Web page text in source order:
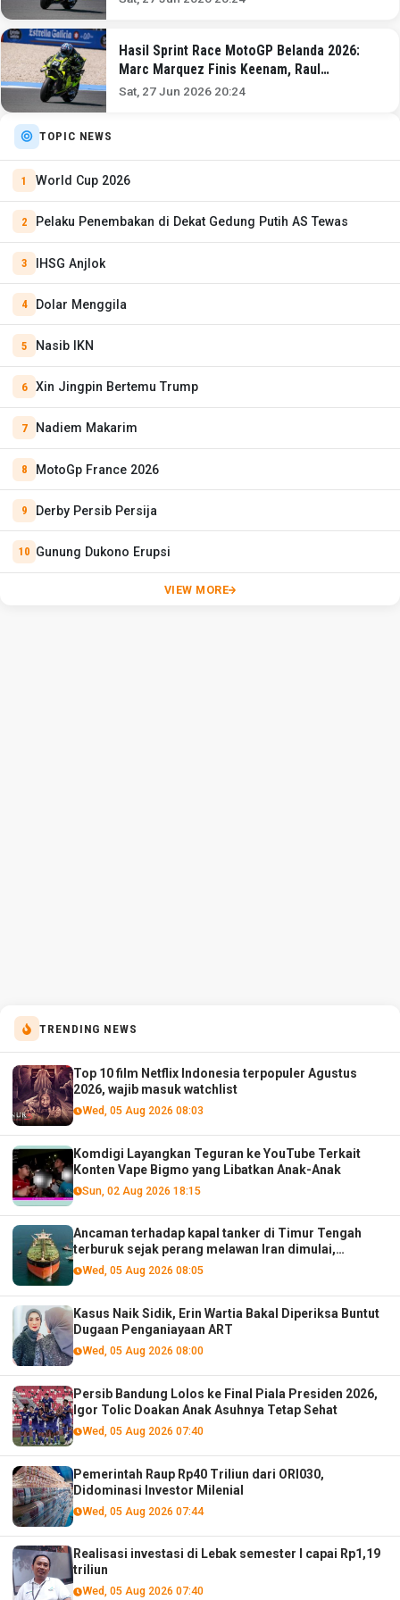
Hasil Sprint Race MotoGP Belanda 2026:
Marc Marquez Finis Keenam, Raul
Fernandez Jadi Pemenang
Sat, 27 Jun 2026 20:24
TOPIC NEWS
World Cup 2026
Pelaku Penembakan di Dekat Gedung Putih AS Tewas
IHSG Anjlok
Dolar Menggila
Nasib IKN
Xin Jingpin Bertemu Trump
Nadiem Makarim
MotoGp France 2026
Derby Persib Persija
Gunung Dukono Erupsi
VIEW MORE
TRENDING NEWS
Top 10 film Netflix Indonesia terpopuler Agustus
2026, wajib masuk watchlist
Wed, 05 Aug 2026 08:03
Komdigi Layangkan Teguran ke YouTube Terkait
Konten Vape Bigmo yang Libatkan Anak-Anak
Sun, 02 Aug 2026 18:15
Ancaman terhadap kapal tanker di Timur Tengah
terburuk sejak perang melawan Iran dimulai,
menurut analis
Wed, 05 Aug 2026 08:05
Kasus Naik Sidik, Erin Wartia Bakal Diperiksa Buntut
Dugaan Penganiayaan ART
Wed, 05 Aug 2026 08:00
Persib Bandung Lolos ke Final Piala Presiden 2026,
Igor Tolic Doakan Anak Asuhnya Tetap Sehat
Wed, 05 Aug 2026 07:40
Pemerintah Raup Rp40 Triliun dari ORI030,
Didominasi Investor Milenial
Wed, 05 Aug 2026 07:44
Realisasi investasi di Lebak semester I capai Rp1,19
triliun
Wed, 05 Aug 2026 07:40